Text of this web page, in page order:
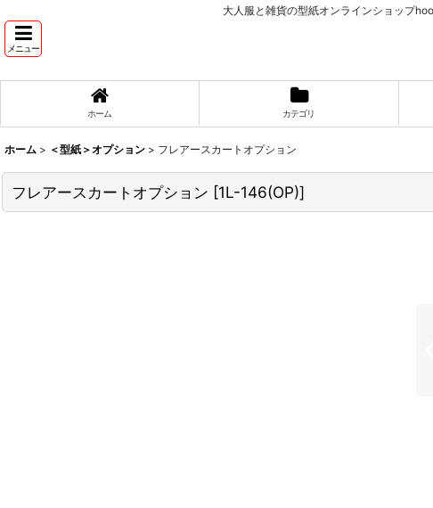
大人服と雑貨の型紙オンラインショップ
メニュー
ホーム カテゴリ
ホーム > ＜型紙＞オプション > フレアースカートオプション
フレアースカートオプション [1L-146(OP)]